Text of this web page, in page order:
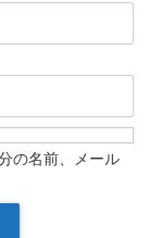
の名前、メール